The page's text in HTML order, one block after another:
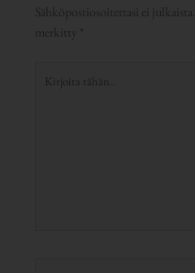
Sähköpostiosoitettasi ei julkaista.
merkitty *